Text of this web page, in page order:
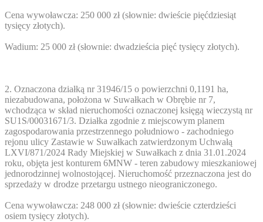
Cena wywoławcza: 250 000 zł (słownie: dwieście pięćdziesiąt
tysięcy złotych).
Wadium: 25 000 zł (słownie: dwadzieścia pięć tysięcy złotych).
2. Oznaczona działką nr 31946/15 o powierzchni 0,1191 ha,
niezabudowana, położona w Suwałkach w Obrębie nr 7,
wchodząca w skład nieruchomości oznaczonej księgą wieczystą nr
SU1S/00031671/3. Działka zgodnie z miejscowym planem
zagospodarowania przestrzennego południowo - zachodniego
rejonu ulicy Zastawie w Suwałkach zatwierdzonym Uchwałą
LXVI/871/2024 Rady Miejskiej w Suwałkach z dnia 31.01.2024
roku, objęta jest konturem 6MNW - teren zabudowy mieszkaniowej
jednorodzinnej wolnostojącej. Nieruchomość przeznaczona jest do
sprzedaży w drodze przetargu ustnego nieograniczonego.
Cena wywoławcza: 248 000 zł (słownie: dwieście czterdzieści
osiem tysięcy złotych).